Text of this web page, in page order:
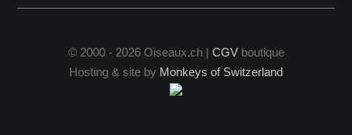
© 2000 - 2026 Oiseaux.ch | CGVboutique
Hosting & site by Monkeys of Switzerland